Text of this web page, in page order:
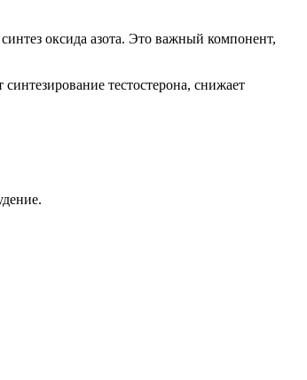
оксида азота. Это важный компонент,
тестостерона, снижает